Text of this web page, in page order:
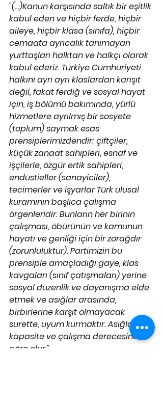
"(...)Kanun karşısında saltık bir eşitlik
kabul eden ve hiçbir ferde, hiçbir
aileye, hiçbir klasa (sınıfa), hiçbir
cemaata ayrıcalık tanımayan
yurttaşları halktan ve halkçı olarak
kabul ederiz. Türkiye Cumhuriyeti
halkını ayrı ayrı klaslardan karışıt
değil, fakat ferdiğ ve sosyal hayat
için, iş bölümü bakımında, yürlü
hizmetlere ayrılmış bir sosyete
(toplum) saymak esas
prensiplerimizdendir; çiftçiler,
küçük zanaat sahipleri, esnaf ve
işçilerle, özgür ertik sahipleri,
endüstieller (sanayiciler),
tecimerler ve işyarlar Türk ulusal
kuramının başlıca çalışma
örgenleridir. Bunların her birinin
çalışması, öbürünün ve kamunun
hayatı ve genliği için bir zorağdır
(zorunluluktur). Partimizin bu
prensiple amaçladığı gaye, klas
kavgaları (sınıf çatışmaları) yerine
sosyal düzenlik ve dayanışma elde
etmek ve asığlar arasında,
birbirlerine karşıt olmayacak
surette, uyum kurmaktır. Asığlar,
kapasite ve çalışma derecesine
göre olur."